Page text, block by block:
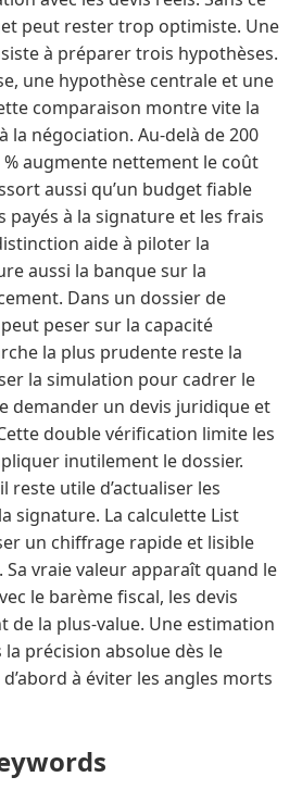
peut rester trop optimiste. Une
à préparer trois hypothèses.
une hypothèse centrale et une
comparaison montre vite la
la négociation. Au-delà de 200
% augmente nettement le coût
aussi qu’un budget fiable
payés à la signature et les frais
aide à piloter la
aussi la banque sur la
Dans un dossier de
peser sur la capacité
la plus prudente reste la
la simulation pour cadrer le
demander un devis juridique et
double vérification limite les
inutilement le dossier.
reste utile d’actualiser les
signature. La calculette List
un chiffrage rapide et lisible
Sa vraie valeur apparaît quand le
le barème fiscal, les devis
de la plus-value. Une estimation
précision absolue dès le
à éviter les angles morts